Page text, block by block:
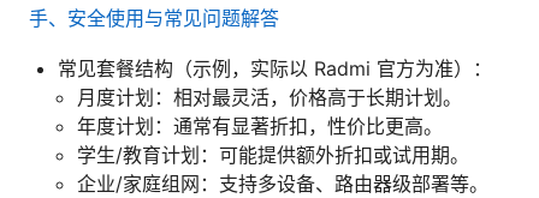
手、安全使用与常见问题解答
常见套餐结构（示例，实际以 Radmi 官方为准）：
月度计划：相对最灵活，价格高于长期计划。
年度计划：通常有显著折扣，性价比更高。
学生/教育计划：可能提供额外折扣或试用期。
企业/家庭组网：支持多设备、路由器级部署等。